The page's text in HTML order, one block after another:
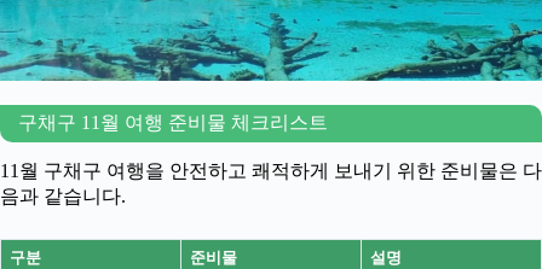
구채구 11월 여행 준비물 체크리스트
11월 구채구 여행을 안전하고 쾌적하게 보내기 위한 준비물은 다
음과 같습니다.
구분 준비물 설명